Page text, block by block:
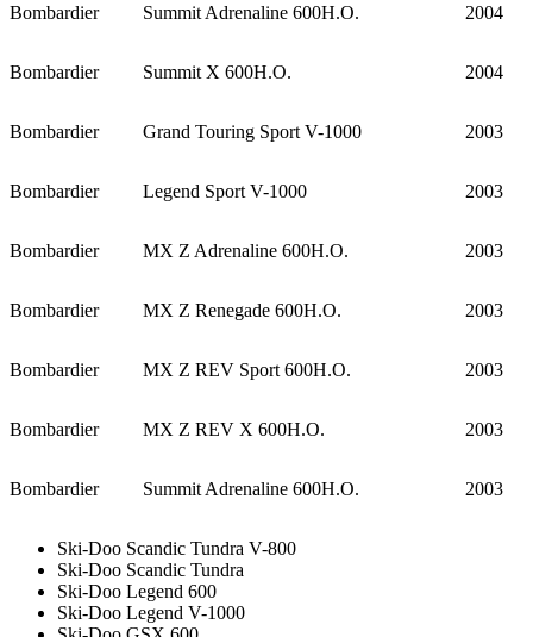
Bombardier Summit Adrenaline 600H.O. 2004
Bombardier Summit X 600H.O. 2004
Bombardier Grand Touring Sport V-1000 2003
Bombardier Legend Sport V-1000 2003
Bombardier MX Z Adrenaline 600H.O. 2003
Bombardier MX Z Renegade 600H.O. 2003
Bombardier MX Z REV Sport 600H.O. 2003
Bombardier MX Z REV X 600H.O. 2003
Bombardier Summit Adrenaline 600H.O. 2003
Ski-Doo Scandic Tundra V-800
Ski-Doo Scandic Tundra
Ski-Doo Legend 600
Ski-Doo Legend V-1000